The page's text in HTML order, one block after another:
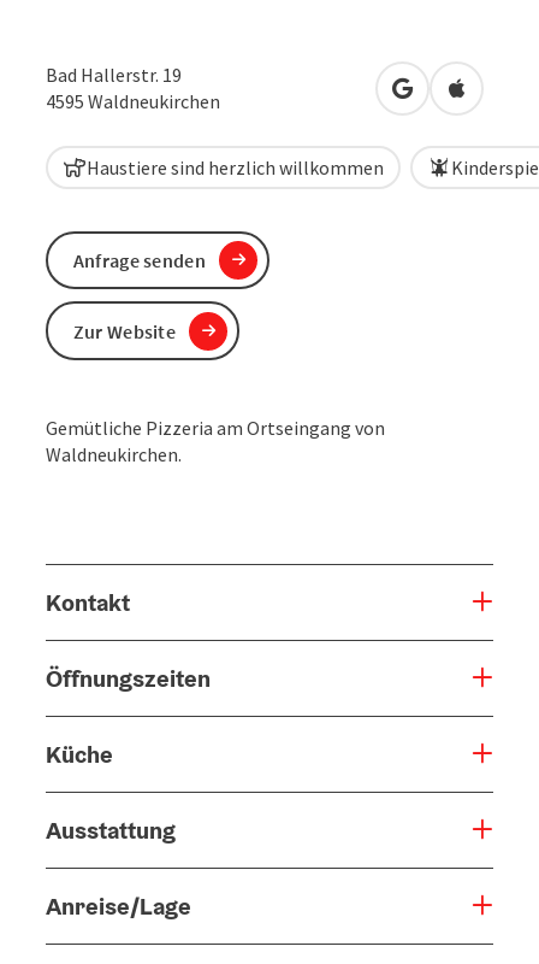
Bad Hallerstr. 19
4595 Waldneukirchen in Googlein Apple
Haustiere sind herzlich willkommen
​Gemütliche Pizzeria am Ortseingang von
Waldneukirchen.
Kontakt
Öffnungszeiten
Küche
Ausstattung
Anreise/Lage
Anfrage senden
Zur Website